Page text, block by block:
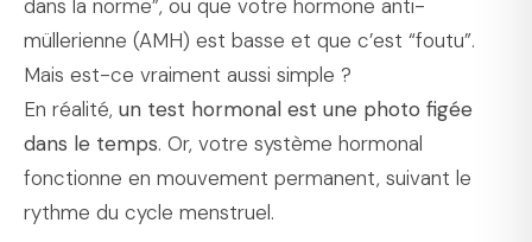
dans la norme”, ou que votre hormone anti-
müllerienne (AMH) est basse et que c’est “foutu”.
Mais est-ce vraiment aussi simple ?
En réalité, un test hormonal est une photo figée
dans le temps. Or, votre système hormonal
fonctionne en mouvement permanent, suivant le
rythme du cycle menstruel.